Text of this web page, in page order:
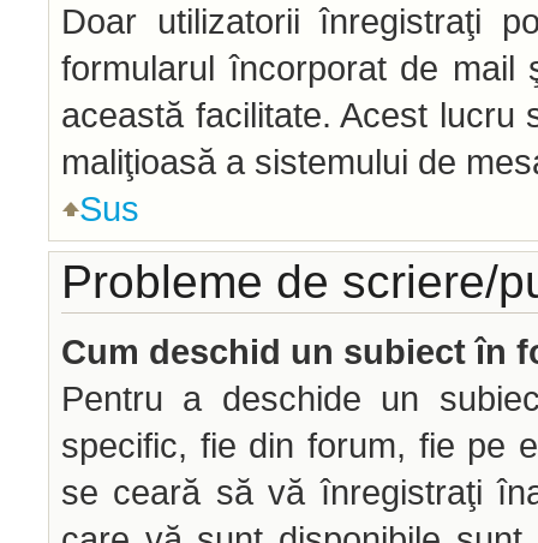
Doar utilizatorii înregistraţi
formularul încorporat de mail
această facilitate. Acest lucru
maliţioasă a sistemului de
Sus
Probleme de scriere/
Cum deschid un subiect în
Pentru a deschide un
specific, fie din forum, fie pe
se ceară să vă înregistraţi